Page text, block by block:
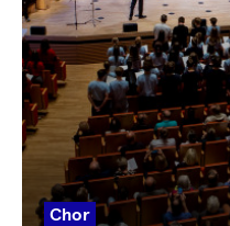
Chor